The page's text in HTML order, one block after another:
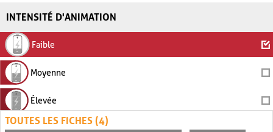
INTENSITÉ D'ANIMATION
Faible
Moyenne
Élevée
TOUTES LES FICHES (4)